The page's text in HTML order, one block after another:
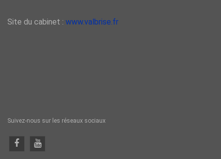
Site du cabinet : www.valbrise.fr
Suivez-nous sur les réseaux sociaux